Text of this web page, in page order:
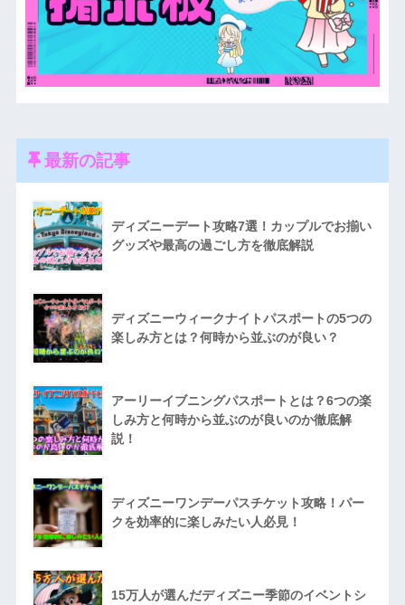
最新の記事
ディズニーデート攻略7選！カップルでお揃い
グッズや最高の過ごし方を徹底解説
ディズニーウィークナイトパスポートの5つの
楽しみ方とは？何時から並ぶのが良い？
アーリーイブニングパスポートとは？6つの楽
しみ方と何時から並ぶのが良いのか徹底解
説！
ディズニーワンデーパスチケット攻略！パー
クを効率的に楽しみたい人必見！
15万人が選んだディズニー季節のイベントシ